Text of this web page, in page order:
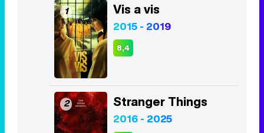
1 Vis a vis
2015 - 2019
8,4
2 Stranger Things
2016 - 2025